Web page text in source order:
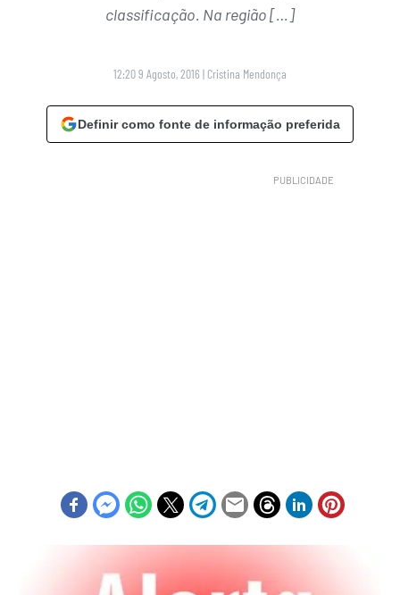
classificação. Na região […]
12:20 9 Agosto, 2016 | Cristina Mendonça
Definir como fonte de informação preferida